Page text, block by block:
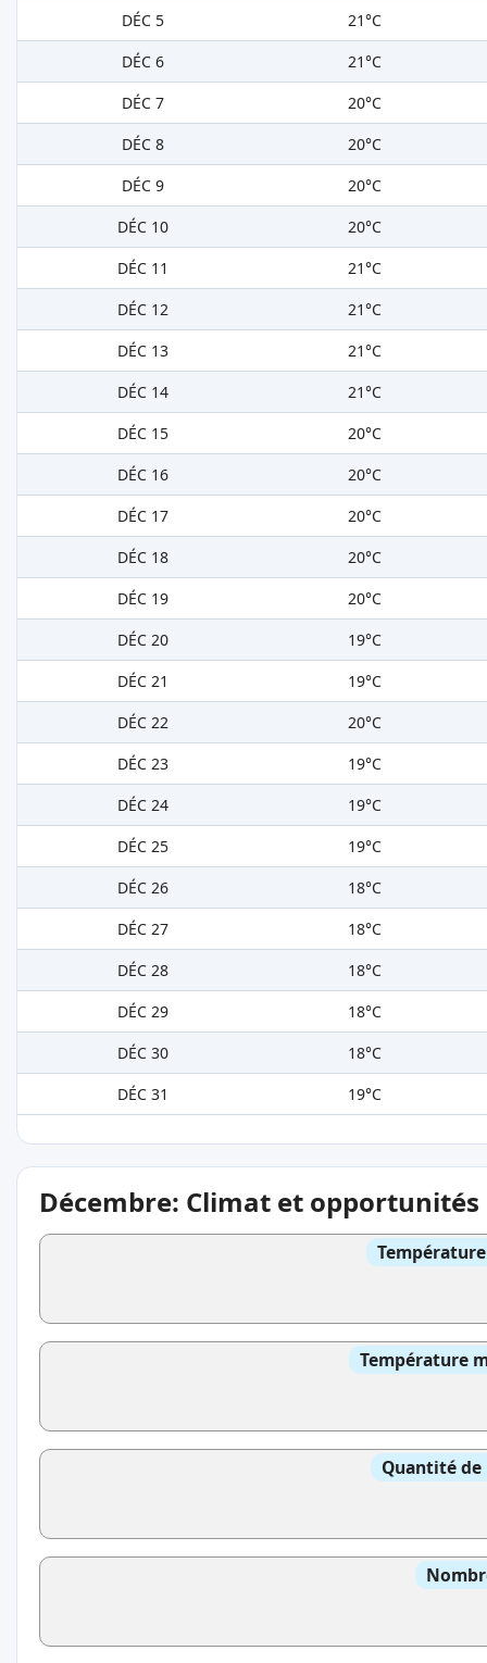
DÉC 5
21°C
DÉC 6
21°C
DÉC 7
20°C
DÉC 8
20°C
DÉC 9
20°C
DÉC 10
20°C
DÉC 11
21°C
DÉC 12
21°C
DÉC 13
21°C
DÉC 14
21°C
DÉC 15
20°C
DÉC 16
20°C
DÉC 17
20°C
DÉC 18
20°C
DÉC 19
20°C
DÉC 20
19°C
DÉC 21
19°C
DÉC 22
20°C
DÉC 23
19°C
DÉC 24
19°C
DÉC 25
19°C
DÉC 26
18°C
DÉC 27
18°C
DÉC 28
18°C
DÉC 29
18°C
DÉC 30
18°C
DÉC 31
19°C
Décembre: Climat et
Température
Quantité